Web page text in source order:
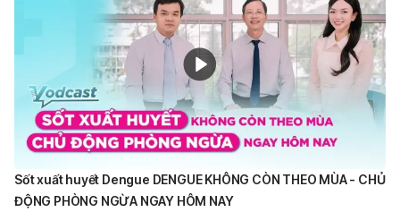
Sốt xuất huyết Dengue DENGUE KHÔNG CÒN THEO MÙA - CHỦ
ĐỘNG PHÒNG NGỪA NGAY HÔM NAY ​